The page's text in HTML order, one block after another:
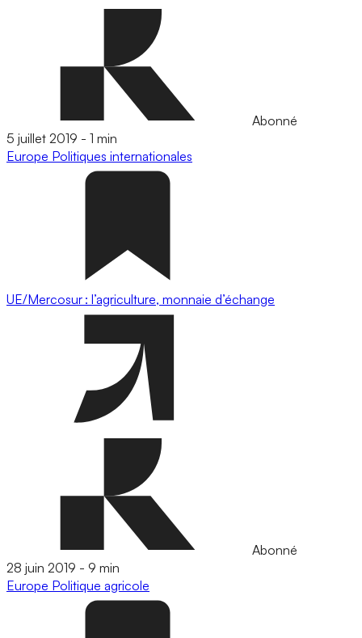
Abonné
5 juillet 2019 - 1 min
Europe Politiques internationales
UE/Mercosur : l’agriculture, monnaie d’échange
Abonné
28 juin 2019 - 9 min
Europe Politique agricole